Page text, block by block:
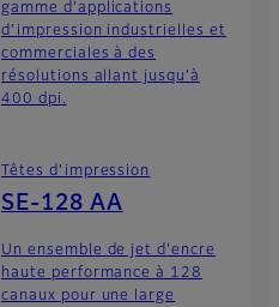
gamme d’applications
d’impression industrielles et
commerciales à des
résolutions allant jusqu’à
400 dpi.
Têtes d’impression
SE-128 AA
Un ensemble de jet d'encre
haute performance à 128
canaux pour une large